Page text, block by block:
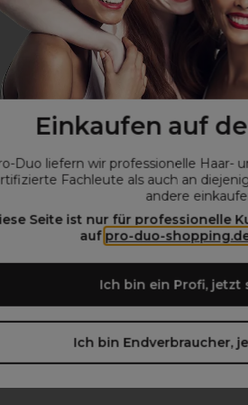
Einkaufen auf
Duo liefern wir professionelle Haar-
Fachleute als auch an
andere
Seite ist nur für professionelle
auf pro-duo-
Ich bin ein Profi, jetzt
Ich bin Endverbraucher,
Intense Radiance
Haarfarbe 100ml 7.0C
ohne MwSt.
und me+ molekül für
metalle im haar
haarfarbe durch das me+ molekül**
zu 100 % grauabdeckung